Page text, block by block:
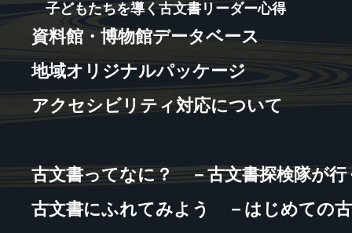
子どもたちを導く古文書リーダー心得
資料館・博物館データベース
地域オリジナルパッケージ
アクセシビリティ対応について
古文書ってなに？ －古文書探検隊が行
古文書にふれてみよう －はじめての